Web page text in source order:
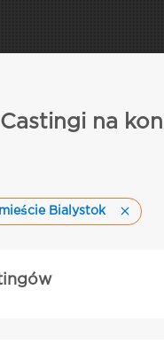
Castingi na
Bialystok